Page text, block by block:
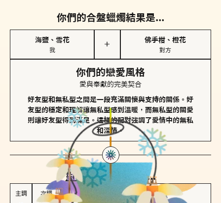
你們的合盤蠟燭結果是...
海鹽、雪花
我
＋
佛手柑、橙花
對方
你們的戀愛風格
愛與奉獻的完美契合
好友型和無私型之間是一段充滿關懷與支持的關係。好
友型的穩定和理解讓無私型感到溫暖，而無私型的關愛
則讓好友型得到滿足。這樣的配對強調了愛情中的無私
和深情。
對方的主調蠟燭是...
主調 次調